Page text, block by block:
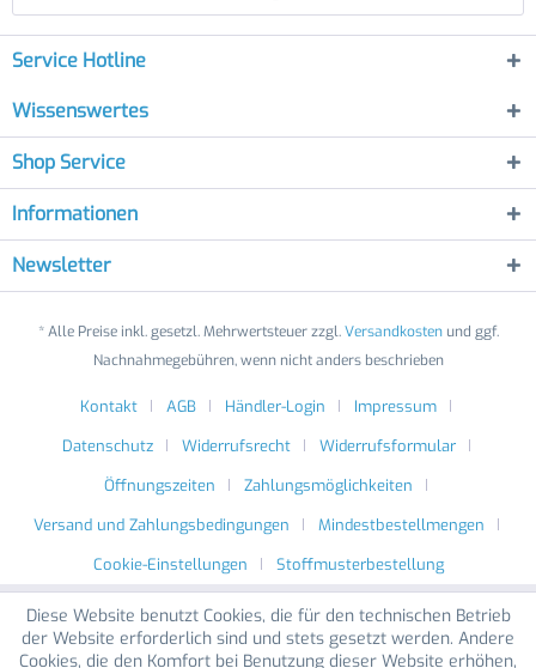
Service Hotline
Wissenswertes
Shop Service
Informationen
Newsletter
* Alle Preise inkl. gesetzl. Mehrwertsteuer zzgl.Versandkostenund ggf.
Nachnahmegebühren, wenn nicht anders beschrieben
Kontakt AGB Händler-Login
Impressum
Datenschutz
Widerrufsrecht
Widerrufsformular
Öffnungszeiten
Zahlungsmöglichkeiten
Versand und Zahlungsbedingungen
Mindestbestellmengen
Cookie-Einstellungen
Stoffmusterbestellung
Diese Website benutzt Cookies, die für den technischen Betrieb
der Website erforderlich sind und stets gesetzt werden. Andere
Cookies, die den Komfort bei Benutzung dieser Website erhöhen,